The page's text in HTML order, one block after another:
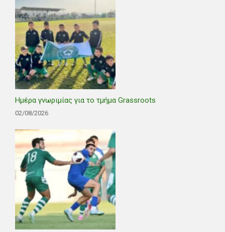
Ημέρα γνωριμίας για το τμήμα Grassroots
02/08/2026